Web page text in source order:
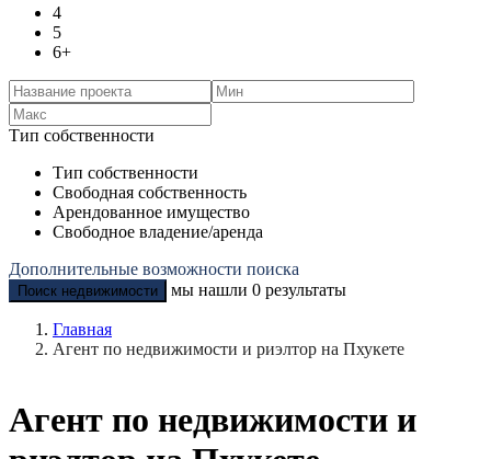
4
5
6+
Тип собственности
Тип собственности
Свободная собственность
Арендованное имущество
Свободное владение/аренда
Дополнительные возможности поиска
Поиск недвижимости мы нашли 0 результаты
Главная
Агент по недвижимости и риэлтор на Пхукете
Агент по недвижимости и